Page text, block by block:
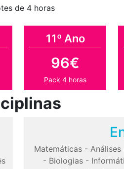
de 4 horas
11º Ano
96€
Pack 4 horas
Matemáticas- Análises
- Biologias -